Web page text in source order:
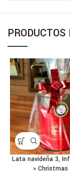
Lata navideña 3,
» Christmas